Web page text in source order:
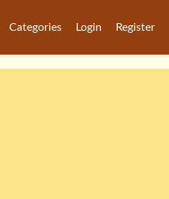
Categories Login Register